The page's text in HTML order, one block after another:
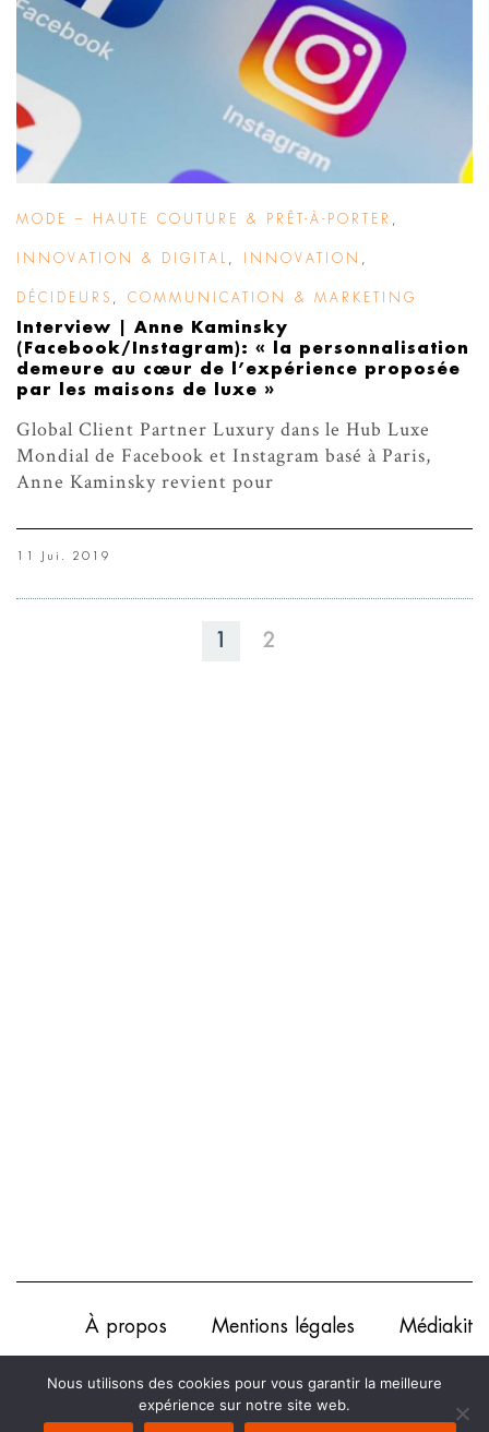
MODE – HAUTE COUTURE & PRÊT-À-PORTER
INNOVATION & DIGITAL INNOVATION
DÉCIDEURS COMMUNICATION & MARKETING
Interview | Anne Kaminsky
(Facebook/Instagram): « la personnalisation
demeure au cœur de l’expérience proposée
par les maisons de luxe »
Global Client Partner Luxury dans le Hub Luxe
Mondial de Facebook et Instagram basé à Paris,
Anne Kaminsky revient pour
11 Jui. 2019
1 2
À propos Mentions légales Médiakit
Contact Politique de confidentialité
Nous utilisons des cookies pour vous garantir la meilleure
expérience sur notre site web.